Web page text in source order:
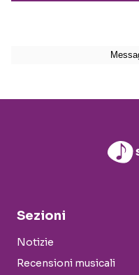
Sezioni
Notizie
Recensioni musicali